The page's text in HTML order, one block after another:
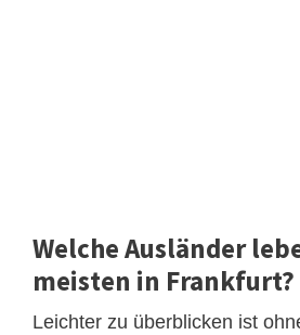
Welche Ausländer
meisten in Frankfurt?
Leichter zu überblicken ist